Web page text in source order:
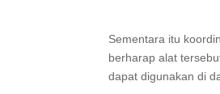
Sementara itu
berharap alat
dapat digunakan di